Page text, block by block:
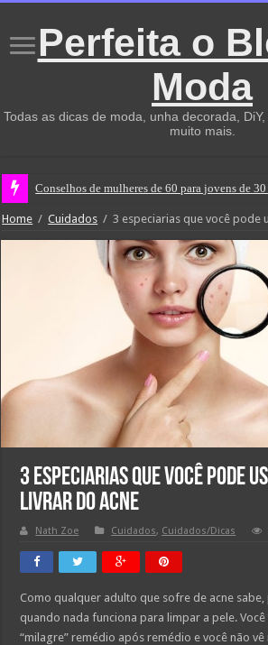
Perfeita o
Moda
Todas as dicas de moda, unha decorada,
muito mais.
Conselhos de mulheres de 60 para jovens de 30
Home / Cuidados / 3 especiarias que você pode
3 especiarias que você pode
livrar do acne
Nath Zoe Cuidados, Cuidados/Dicas
Como qualquer adulto que sofre de acne
quando nada funciona para limpar a pele.
“milagre” remédio após remédio e você não vê